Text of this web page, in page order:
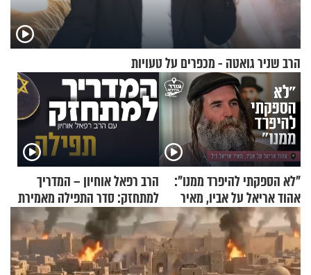
הרב שניר גואטה - מכפרים על טעויות
"לא הספקתי להיפרד ממנו":
אהוד אריאל על אביו, מאיר
אריאל ז"ל
הרב רפאל אוחיון – המדריך
למתחזק: סדר התפילה מאמירת
הקורבנות ועד קריאת שמע